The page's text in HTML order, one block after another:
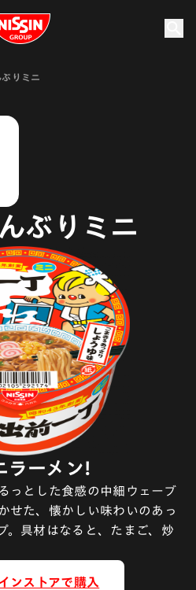
Group
りミニ
ぶりミニ
ラーメン!
っとした食感の中細ウェーブ
せた、懐かしい味わいのあっ
。具材はなると、たまご、炒
ンストアで購入